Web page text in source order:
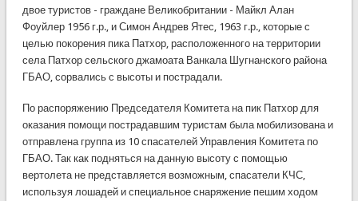
двое туристов - граждане Великобритании - Майкл Алан
Фоуйлер 1956 г.р., и Симон Андрев Ятес, 1963 г.р., которые с
целью покорения пика Патхор, расположенного на территории
села Патхор сельского джамоата Ванкала Шугнанского района
ГБАО, сорвались с высоты и пострадали.
По распоряжению Председателя Комитета на пик Патхор для
оказания помощи пострадавшим туристам была мобилизована и
отправлена группа из 10 спасателей Управления Комитета по
ГБАО. Так как подняться на данную высоту с помощью
вертолета не представляется возможным, спасатели КЧС,
используя лошадей и специальное снаряжение пешим ходом